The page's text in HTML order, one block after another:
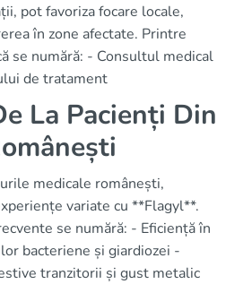
pot favoriza focare locale,
în zone afectate. Printre
se numără: - Consultul medical
de tratament
La Pacienți Din
medicale românești,
variate cu **Flagyl**.
se numără: - Eficiență în
bacteriene și giardiozei -
tranzitorii și gust metalic